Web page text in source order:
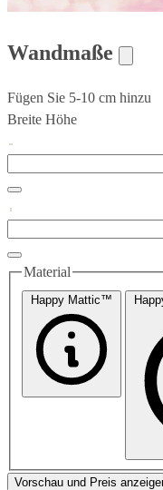
Wandmaße
Fügen Sie 5-10 cm hinzu
Breite Höhe
Material
Happy Mattic™
Vorschau und Preis